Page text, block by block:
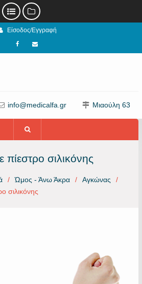
Είσοδος/Εγγραφή
Facebook
email
info@medicalfa.gr Μιαούλη 63
πίεστρο σιλικόνης
Ώμος - Άνω Άκρα
Αγκώνας
σιλικόνης